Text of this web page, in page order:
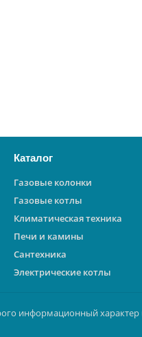
Каталог
Газовые колонки
Газовые котлы
Климатическая техника
Печи и камины
Сантехника
Электрические котлы
информационный